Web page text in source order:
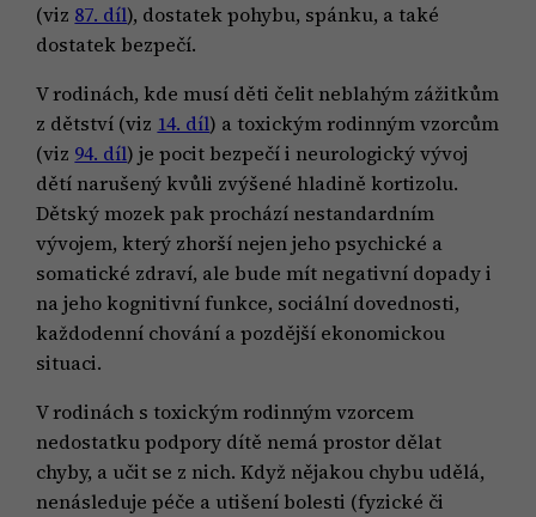
(viz 87. díl), dostatek pohybu, spánku, a také
dostatek bezpečí.
V rodinách, kde musí děti čelit neblahým zážitkům
z dětství (viz 14. díl) a toxickým rodinným vzorcům
(viz 94. díl) je pocit bezpečí i neurologický vývoj
dětí narušený kvůli zvýšené hladině kortizolu.
Dětský mozek pak prochází nestandardním
vývojem, který zhorší nejen jeho psychické a
somatické zdraví, ale bude mít negativní dopady i
na jeho kognitivní funkce, sociální dovednosti,
každodenní chování a pozdější ekonomickou
situaci.
V rodinách s toxickým rodinným vzorcem
nedostatku podpory dítě nemá prostor dělat
chyby, a učit se z nich. Když nějakou chybu udělá,
nenásleduje péče a utišení bolesti (fyzické či